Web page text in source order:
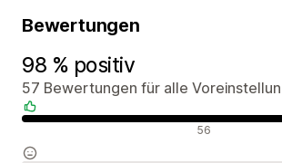
Bewertungen
98 % positiv
57 Bewertungen für alle
Positive Bewertungen 56